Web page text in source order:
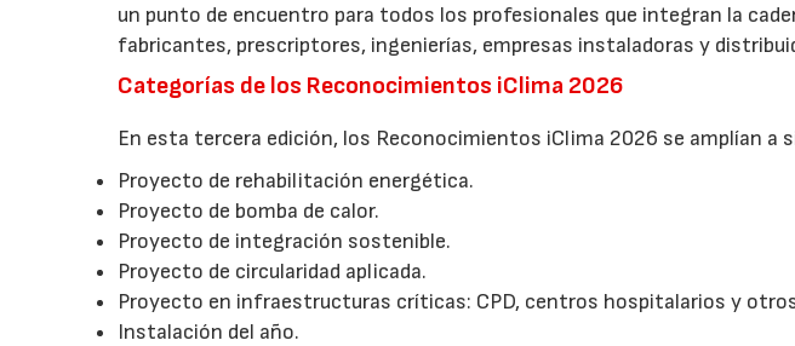
un punto de encuentro para todos los profesionales que integran la
fabricantes, prescriptores, ingenierías, empresas instaladoras y
Categorías de los Reconocimientos iClima 2026
En esta tercera edición, los Reconocimientos iClima 2026 se amplían a
Proyecto de rehabilitación energética.
Proyecto de bomba de calor.
Proyecto de integración sostenible.
Proyecto de circularidad aplicada.
Proyecto en infraestructuras críticas: CPD, centros hospitalarios y
Instalación del año.